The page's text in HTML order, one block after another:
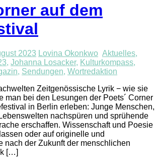
auf dem
2023 Lovina Okonkwo Aktuelles,
, Johanna Losacker, Kulturkompass,
, Sendungen, Wortredaktion
Zeitgenössische Lyrik − wie sie
man bei den Lesungen der Poets´ Corner
in Berlin erleben: Junge Menschen,
nachspüren und sprühende
erschaffen. Wissenschaft und Poesie
oder auf originelle und
nach der Zukunft der menschlichen
[…]